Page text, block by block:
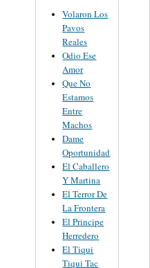
Volaron Los
Pavos
Reales
Odio Ese
Amor
Que No
Estamos
Entre
Machos
Dame
Oportunidad
El Caballero
Y Martina
El Terror De
La Frontera
El Principe
Herredero
El Tiqui
Tiqui Tac